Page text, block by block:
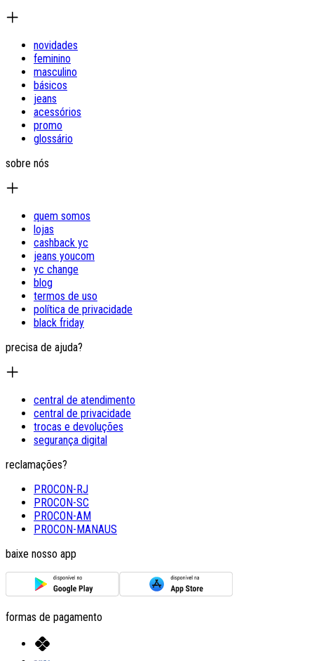
novidades
feminino
masculino
básicos
jeans
acessórios
promo
glossário
sobre nós
quem somos
lojas
cashback yc
jeans youcom
yc change
blog
termos de uso
política de privacidade
black friday
precisa de ajuda?
central de atendimento
central de privacidade
trocas e devoluções
segurança digital
reclamações?
PROCON-RJ
PROCON-SC
PROCON-AM
PROCON-MANAUS
baixe nosso app
formas de pagamento